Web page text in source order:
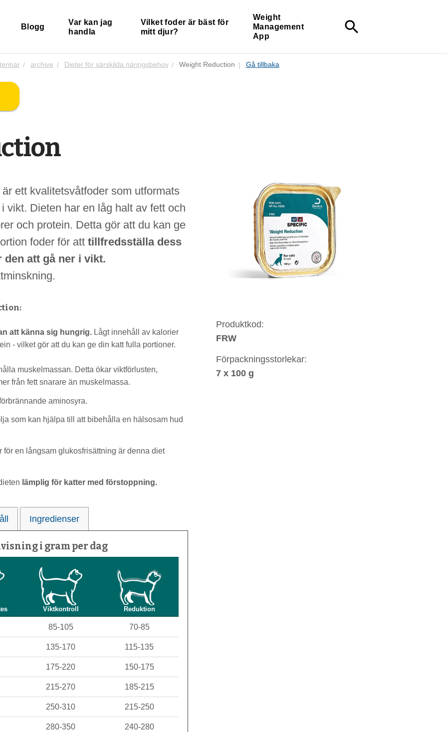
Blogg
Var kan jag
handla
Vilket foder är bäst för
mitt djur?
Weight
Management
App
search
archive Dieter för särskilda näringsbehov Weight Reduction Gå tillbaka
ett kvalitetsvåtfoder som utformats
vikt. Dieten har en låg halt av fett och
och protein. Detta gör att du kan ge
foder för att tillfredsställa dess
den att gå ner i vikt.
att känna sig hungrig. Lågt innehåll av kalorier
- vilket gör att du kan ge din katt fulla portioner.
muskelmassan. Detta ökar viktförlusten,
från fett snarare än muskelmassa.
aminosyra.
som kan hjälpa till att bibehålla en hälsosam hud
för en långsam glukosfrisättning är denna diet
lämplig för katter med förstoppning.
Produktkod:
FRW
Förpackningsstorlekar:
7 x 100 g
Ingredienser
i gram per dag
Viktkontroll Reduktion
85-105 70-85
135-170 115-135
175-220 150-175
215-270 185-215
250-310 215-250
280-350 240-280